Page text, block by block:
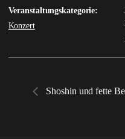
Veranstaltungskategorie:
Konzert
Shoshin und fette